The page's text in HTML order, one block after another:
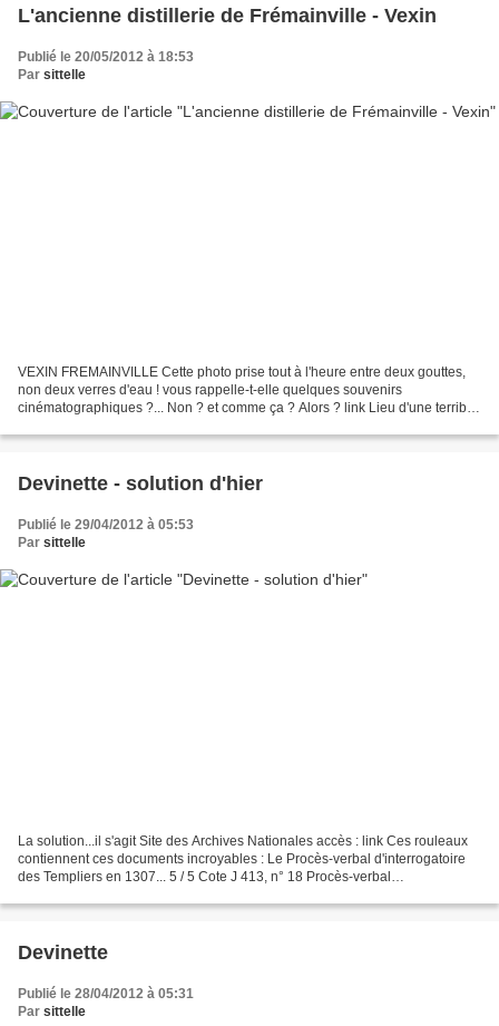
L'ancienne distillerie de Frémainville - Vexin
Publié le 20/05/2012 à 18:53
Par sittelle
VEXIN FREMAINVILLE Cette photo prise tout à l'heure entre deux gouttes,
non deux verres d'eau ! vous rappelle-t-elle quelques souvenirs
cinématographiques ?... Non ? et comme ça ? Alors ? link Lieu d'une terrible
Devinette - solution d'hier
Publié le 29/04/2012 à 05:53
Par sittelle
La solution...il s'agit Site des Archives Nationales accès : link Ces rouleaux
contiennent ces documents incroyables : Le Procès-verbal d'interrogatoire
des Templiers en 1307... 5 / 5 Cote J 413, n° 18 Procès-verbal
Devinette
Publié le 28/04/2012 à 05:31
Par sittelle